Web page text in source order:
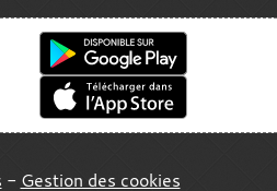
Gestion des cookies